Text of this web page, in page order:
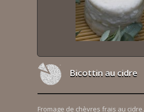
Bicottin au cidre
Fromage de chèvres frais au cidre.